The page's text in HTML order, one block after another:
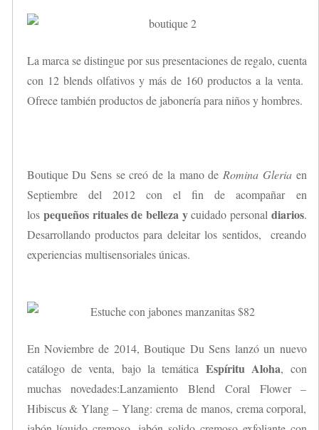
La marca se distingue por sus presentaciones de regalo, cuenta
con 12 blends olfativos y más de 160 productos a la venta.
Ofrece también productos de jabonería para niños y hombres.
Boutique Du Sens se creó de la mano de Romina Gleriaen
Septiembre del 2012 con el fin de acompañar en
lospequeños rituales de belleza ycuidado personaldiarios.
Desarrollando productos para deleitar los sentidos, creando
experiencias multisensoriales únicas.
En Noviembre de 2014, Boutique Du Sens lanzó un nuevo
catálogo de venta, bajo la temática Espíritu Aloha, con
muchas novedades:Lanzamiento Blend Coral Flower –
Hibiscus & Ylang – Ylang: crema de manos, crema corporal,